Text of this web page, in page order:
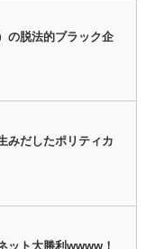
の脱法的ブラック企
みだしたポリティカ
ット大勝利wwww！